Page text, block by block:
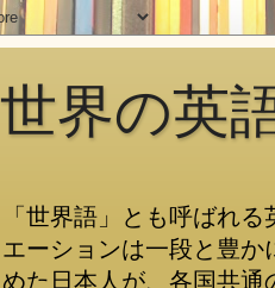
世界の英
「世界語」とも呼ばれ
エーションは一段と豊
めた日本人が、各国共